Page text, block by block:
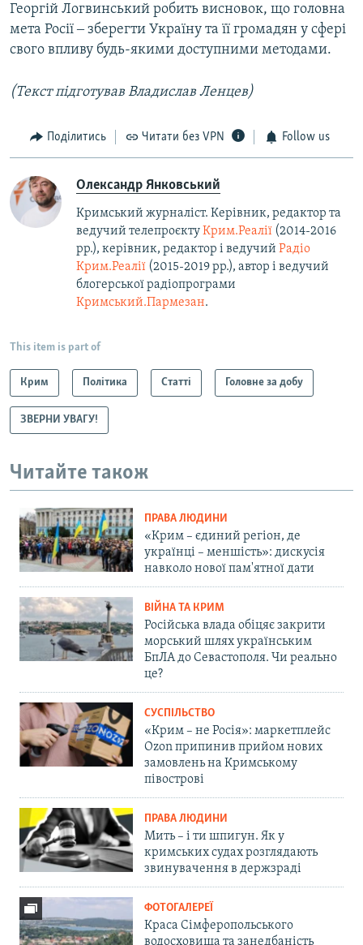
Георгій Логвинський робить висновок, що головна
мета Росії ‒ зберегти Україну та її громадян у сфері
свого впливу будь-якими доступними методами.
(Текст підготував Владислав Ленцев)
Поділитись Читати без VPN Follow us
Олександр Янковський
Кримський журналіст. Керівник, редактор та
ведучий телепроєктуКрим.Реалії (2014-2016
рр.), керівник, редактор і ведучий Радіо
Крим.Реалії (2015-2019 рр.), автор і ведучий
блогерської радіопрограми
Кримський.Пармезан.​
This item is part of
Крим Політика Статті Головне за добу
ЗВЕРНИ УВАГУ!
Читайте також
ПРАВА ЛЮДИНИ
«Крим – єдиний регіон, де
українці – меншість»: дискусія
навколо нової пам'ятної дати
ВІЙНА ТА КРИМ
Російська влада обіцяє закрити
морський шлях українським
БпЛА до Севастополя. Чи реально
це?
СУСПІЛЬСТВО
«Крим – не Росія»: маркетплейс
Ozon припинив прийом нових
замовлень на Кримському
півострові
ПРАВА ЛЮДИНИ
Мить – і ти шпигун. Як у
кримських судах розглядають
звинувачення в держзраді
ФОТОГАЛЕРЕЇ
Краса Сімферопольського
водосховища та занедбаність